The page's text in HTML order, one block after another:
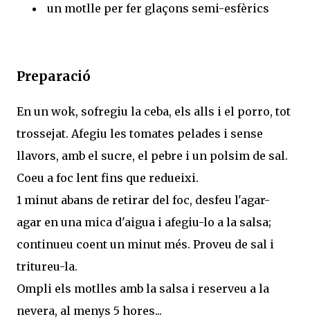
un motlle per fer glaçons semi-esfèrics
Preparació
En un wok, sofregiu la ceba, els alls i el porro, tot
trossejat. Afegiu les tomates pelades i sense
llavors, amb el sucre, el pebre i un polsim de sal.
Coeu a foc lent fins que redueixi.
1 minut abans de retirar del foc, desfeu l'agar-
agar en una mica d'aigua i afegiu-lo a la salsa;
continueu coent un minut més. Proveu de sal i
tritureu-la.
Ompli els motlles amb la salsa i reserveu a la
nevera, al menys 5 hores...